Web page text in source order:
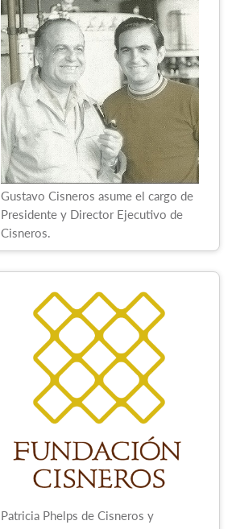
Gustavo Cisneros asume el cargo de
Presidente y Director Ejecutivo de
Cisneros.
Patricia Phelps de Cisneros y